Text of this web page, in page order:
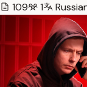
109
1